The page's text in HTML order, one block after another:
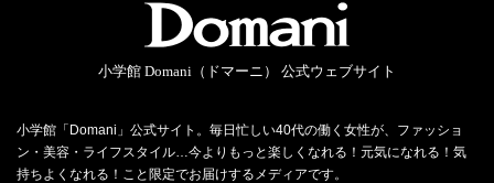
小学館 Domani（ドマーニ） 公式ウェブサイト
小学館「Domani」公式サイト。毎日忙しい40代の働く女性が、ファッショ
ン・美容・ライフスタイル…今よりもっと楽しくなれる！元気になれる！気
持ちよくなれる！こと限定でお届けするメディアです。